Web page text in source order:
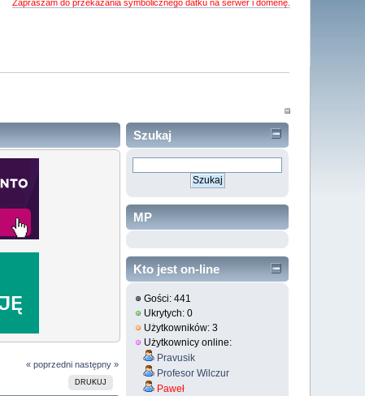
Zapraszam do przekazania symbolicznego datku na serwer i domenę.
« poprzedni następny »
DRUKUJ
Szukaj
MP
Kto jest on-line
Gości: 441
Ukrytych: 0
Użytkowników: 3
Użytkownicy online:
Pravusik
Profesor Wilczur
Paweł